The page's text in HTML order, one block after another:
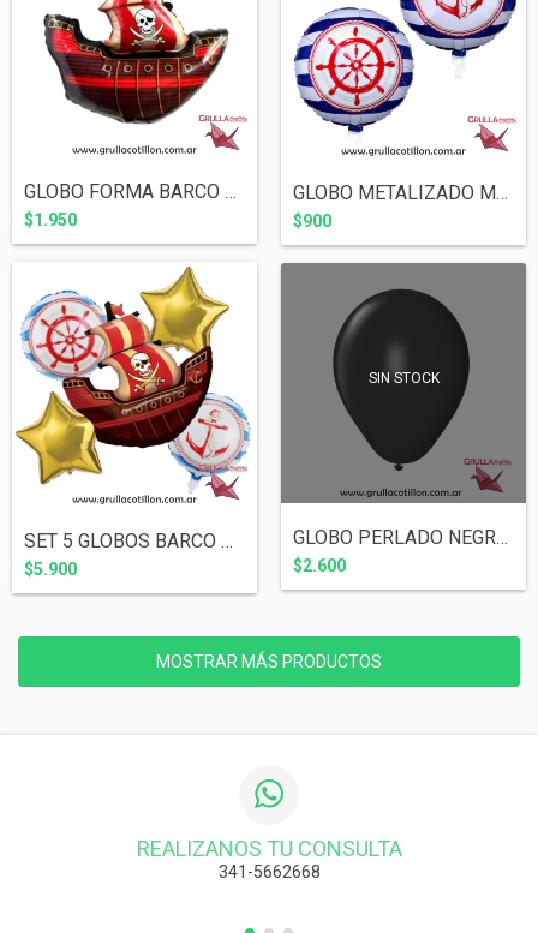
GLOBO FORMA BARCO PIRATA 80 cm
$1.950
GLOBO METALIZADO MARINERO 45 CM
$900
SET 5 GLOBOS BARCO PIRATA
$5.900
SIN STOCK
GLOBO PERLADO NEGRO 12" x10
$2.600
MOSTRAR MÁS PRODUCTOS
REALIZANOS TU CONSULTA
341-5662668